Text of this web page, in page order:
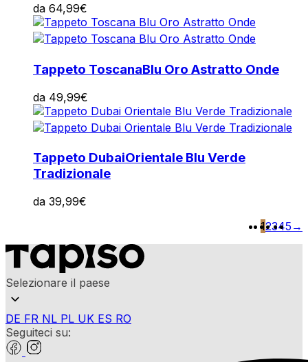
da 64,99€
Tappeto ToscanaBlu Oro Astratto Onde
da 49,99€
Tappeto DubaiOrientale Blu Verde
Tradizionale
da 39,99€
12345 →
Selezionare il paese
DE FR NL PL UK ES RO
Seguiteci su: